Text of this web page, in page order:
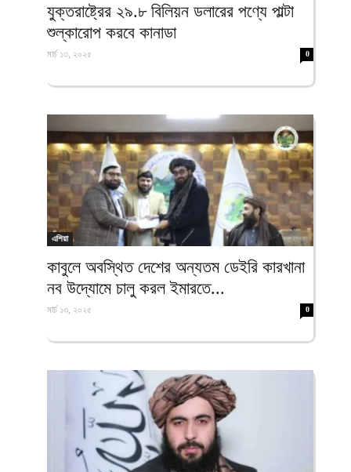
যুক্তরাষ্ট্রের ২৯.৮ বিলিয়ন ডলারের পণ্যে পাল্টা
শুল্কারোপ করবে কানাডা
মার্চ ১৩, ২০২৫ 0
এশিয়া
কাবুলে অবস্থিত দেশের অন্যতম ডেইরি কারখানা
নব উদ্যোমে চালু করল ইমারতে...
মার্চ ১৩, ২০২৫ 0